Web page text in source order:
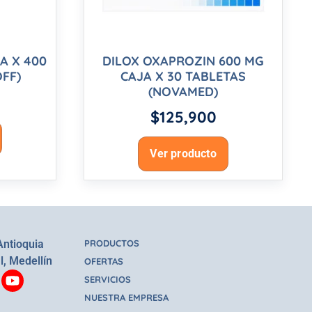
X 400
DILOX OXAPROZIN 600 MG
CAJA X 30 TABLETAS
(NOVAMED)
$125,900
Ver producto
Medellín
PRODUCTOS
OFERTAS
SERVICIOS
NUESTRA EMPRESA